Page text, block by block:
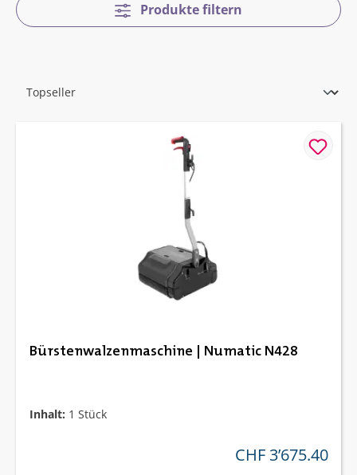
Produkte filtern
Bürstenwalzenmaschine | Numatic N428
Inhalt: 1 Stück
regulärer preis:
CHF 3’675.40